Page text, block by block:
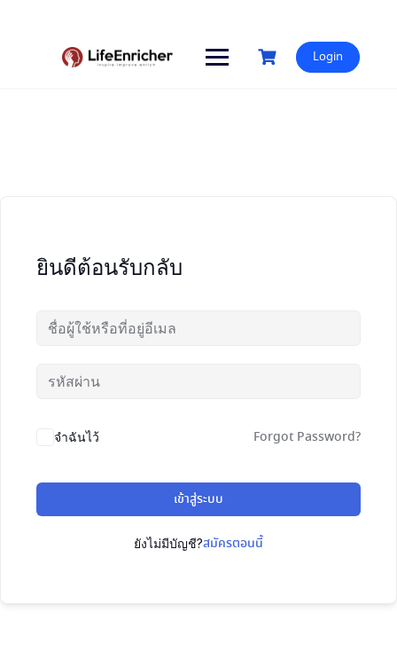
Login
ยินดีต้อนรับกลับ
จำฉันไว้ Forgot Password?
เข้าสู่ระบบ
ยังไม่มีบัญชี?สมัครตอนนี้